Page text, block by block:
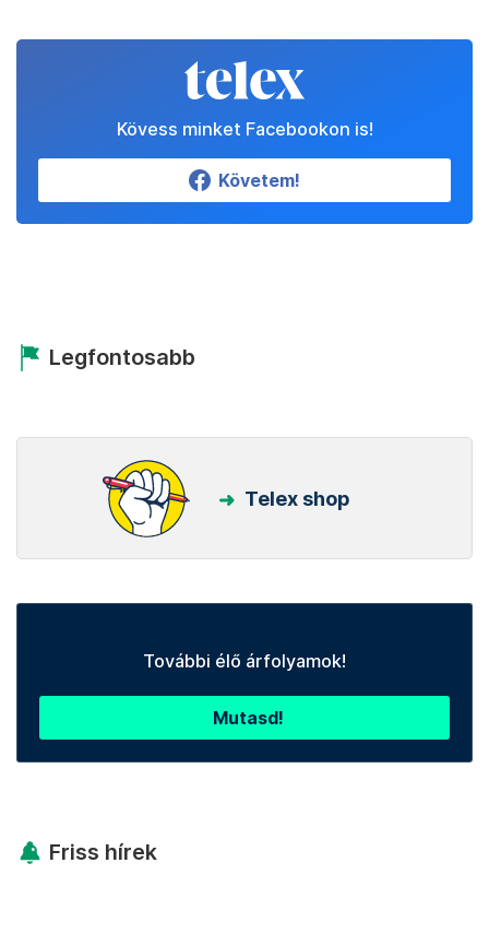
Kövess minket Facebookon is!
Követem!
Legfontosabb
Telex shop
További élő árfolyamok!
Mutasd!
Friss hírek